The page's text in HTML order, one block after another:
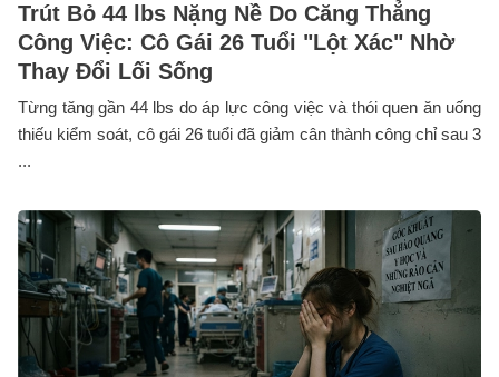
Trút Bỏ 44 lbs Nặng Nề Do Căng Thẳng
Công Việc: Cô Gái 26 Tuổi "Lột Xác" Nhờ
Thay Đổi Lối Sống
Từng tăng gần 44 lbs do áp lực công việc và thói quen ăn uống
thiếu kiểm soát, cô gái 26 tuổi đã giảm cân thành công chỉ sau 3
...